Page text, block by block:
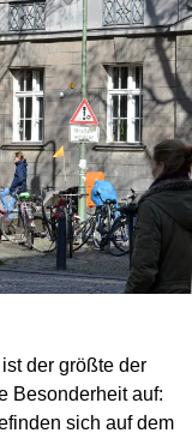
der größte der
Beson­der­heit auf:
sich auf dem